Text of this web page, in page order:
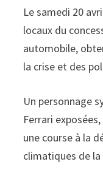
Le samedi 20
locaux du
automobile,
la crise et des
Un personnage
Ferrari
une course à la
climatiques de la